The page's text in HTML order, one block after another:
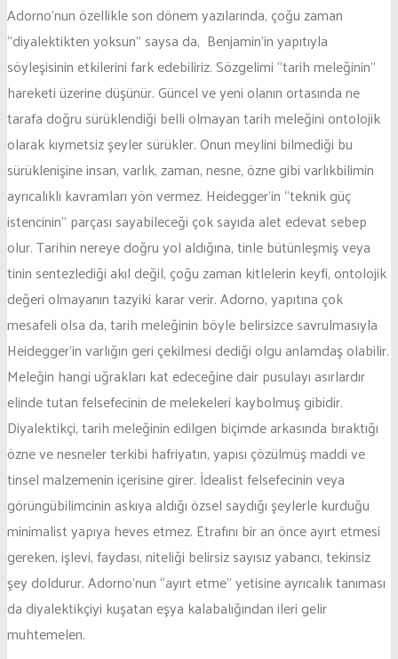
Adorno’nun özellikle son dönem yazılarında, çoğu zaman
“diyalektikten yoksun” saysa da, Benjamin’in yapıtıyla
söyleşisinin etkilerini fark edebiliriz. Sözgelimi “tarih meleğinin”
hareketi üzerine düşünür. Güncel ve yeni olanın ortasında ne
tarafa doğru sürüklendiği belli olmayan tarih meleğini ontolojik
olarak kıymetsiz şeyler sürükler. Onun meylini bilmediği bu
sürüklenişine insan, varlık, zaman, nesne, özne gibi varlıkbilimin
ayrıcalıklı kavramları yön vermez. Heidegger’in “teknik güç
istencinin” parçası sayabileceği çok sayıda alet edevat sebep
olur. Tarihin nereye doğru yol aldığına, tinle bütünleşmiş veya
tinin sentezlediği akıl değil, çoğu zaman kitlelerin keyfi, ontolojik
değeri olmayanın tazyiki karar verir. Adorno, yapıtına çok
mesafeli olsa da, tarih meleğinin böyle belirsizce savrulmasıyla
Heidegger’in varlığın geri çekilmesi dediği olgu anlamdaş olabilir.
Meleğin hangi uğrakları kat edeceğine dair pusulayı asırlardır
elinde tutan felsefecinin de melekeleri kaybolmuş gibidir.
Diyalektikçi, tarih meleğinin edilgen biçimde arkasında bıraktığı
özne ve nesneler terkibi hafriyatın, yapısı çözülmüş maddi ve
tinsel malzemenin içerisine girer. İdealist felsefecinin veya
görüngübilimcinin askıya aldığı özsel saydığı şeylerle kurduğu
minimalist yapıya heves etmez. Etrafını bir an önce ayırt etmesi
gereken, işlevi, faydası, niteliği belirsiz sayısız yabancı, tekinsiz
şey doldurur. Adorno’nun “ayırt etme” yetisine ayrıcalık tanıması
da diyalektikçiyi kuşatan eşya kalabalığından ileri gelir
muhtemelen.